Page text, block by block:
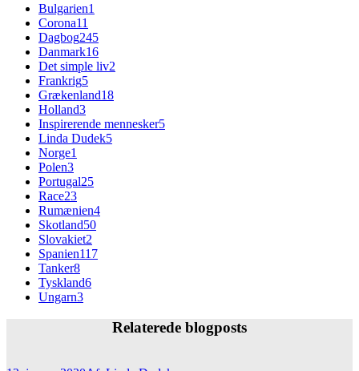
Bulgarien1
Corona11
Dagbog245
Danmark16
Det simple liv2
Frankrig5
Grækenland18
Holland3
Inspirerende mennesker5
Linda Dudek5
Norge1
Polen3
Portugal25
Race23
Rumænien4
Skotland50
Slovakiet2
Spanien117
Tanker8
Tyskland6
Ungarn3
Relaterede blogposts